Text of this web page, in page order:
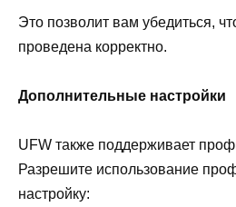
Это позволит вам убедиться,
проведена корректно.
Дополнительные настройки
UFW также поддерживает
Разрешите использование
настройку: